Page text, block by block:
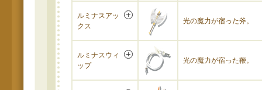
ルミナスアッ
クス
光の魔力が宿った斧。
ルミナスウィ
ップ
光の魔力が宿った鞭。